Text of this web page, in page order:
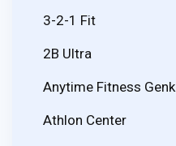
3-2-1 Fit
2B Ultra
Anytime Fitness Genk
Athlon Center